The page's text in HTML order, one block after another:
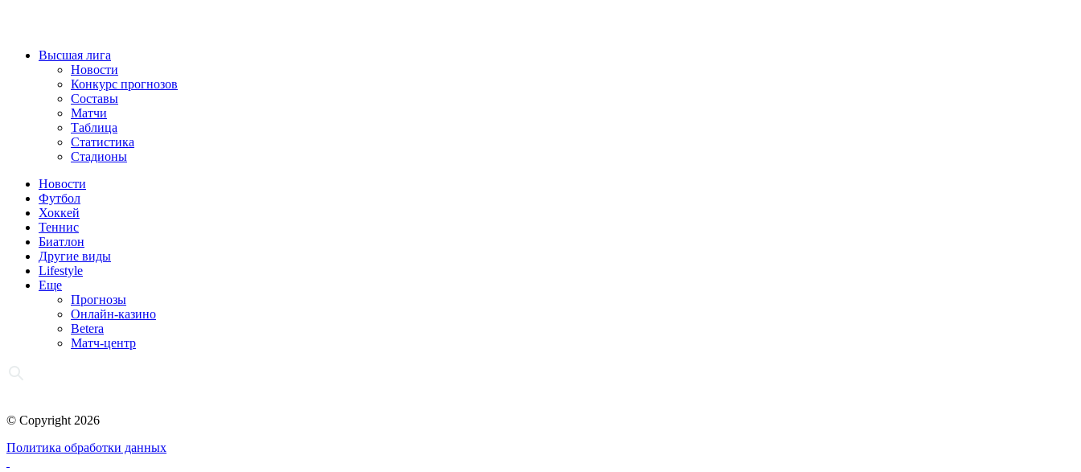
Высшая лига
Новости
Конкурс прогнозов
Составы
Матчи
Таблица
Статистика
Стадионы
Новости
Футбол
Хоккей
Теннис
Биатлон
Другие виды
Lifestyle
Еще
Прогнозы
Онлайн-казино
Betera
Матч-центр
© Copyright 2026
Политика обработки данных